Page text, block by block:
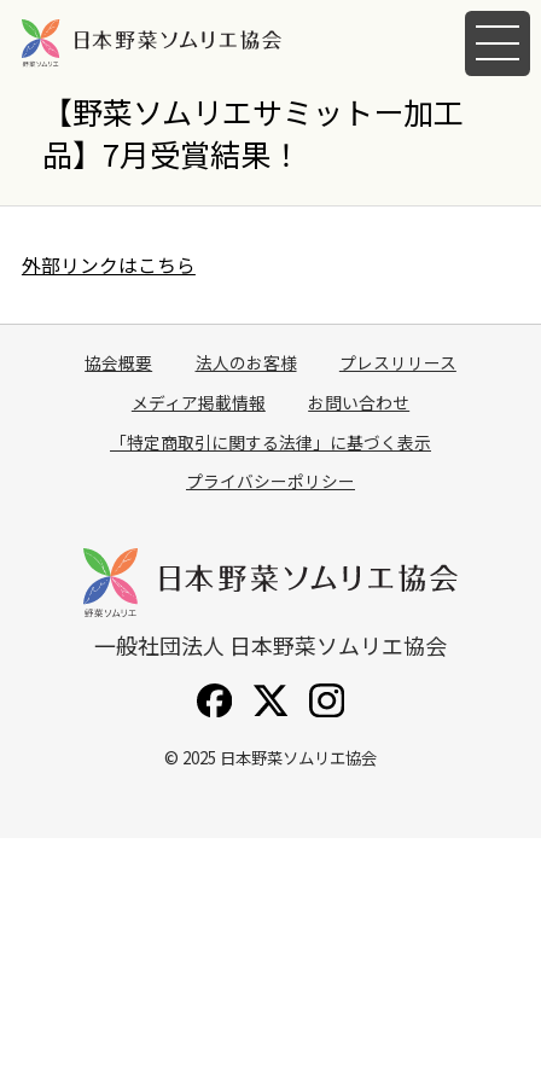
メ
ニ
く
【野菜ソムリエサミットー加工
品】7月受賞結果！
外部リンクはこちら
協会概要 法人のお客様
プレスリリース
メディア掲載情報
お問い合わせ
「特定商取引に関する法律」に基づく表示
プライバシーポリシー
一般社団法人 日本野菜ソムリエ協会
© 2025 日本野菜ソムリエ協会